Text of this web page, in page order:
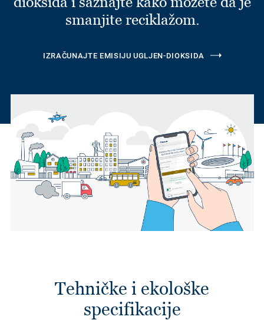
smanjite reciklažom.
IZRAČUNAJTE EMISIJU UGLJEN-DIOKSIDA
Tehničke i ekološke
specifikacije